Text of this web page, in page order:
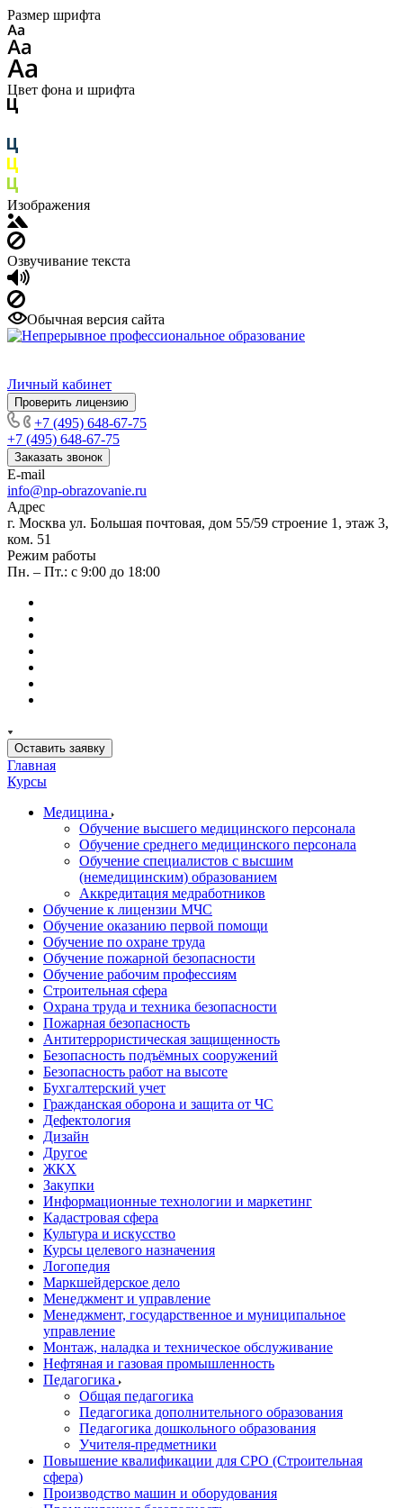
Размер шрифта
Цвет фона и шрифта
Изображения
Озвучивание текста
Обычная версия сайта
Личный кабинет
Проверить лицензию
+7 (495) 648-67-75
+7 (495) 648-67-75
Заказать звонок
E-mail
info@np-obrazovanie.ru
Адрес
г. Москва ул. Большая почтовая, дом 55/59 строение 1, этаж 3,
ком. 51
Режим работы
Пн. – Пт.: с 9:00 до 18:00
Оставить заявку
Главная
Курсы
Медицина
Обучение высшего медицинского персонала
Обучение среднего медицинского персонала
Обучение специалистов с высшим
(немедицинским) образованием
Аккредитация медработников
Обучение к лицензии МЧС
Обучение оказанию первой помощи
Обучение по охране труда
Обучение пожарной безопасности
Обучение рабочим профессиям
Строительная сфера
Охрана труда и техника безопасности
Пожарная безопасность
Антитеррористическая защищенность
Безопасность подъёмных сооружений
Безопасность работ на высоте
Бухгалтерский учет
Гражданская оборона и защита от ЧС
Дефектология
Дизайн
Другое
ЖКХ
Закупки
Информационные технологии и маркетинг
Кадастровая сфера
Культура и искусство
Курсы целевого назначения
Логопедия
Маркшейдерское дело
Менеджмент и управление
Менеджмент, государственное и муниципальное
управление
Монтаж, наладка и техническое обслуживание
Нефтяная и газовая промышленность
Педагогика
Общая педагогика
Педагогика дополнительного образования
Педагогика дошкольного образования
Учителя-предметники
Повышение квалификации для СРО (Строительная
сфера)
Производство машин и оборудования